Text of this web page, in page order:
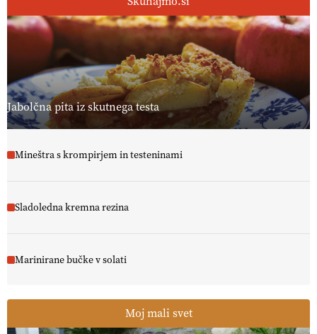
Jabolčna pita iz skutnega testa
Mineštra s krompirjem in testeninami
Sladoledna kremna rezina
Marinirane bučke v solati
Moj mali svet